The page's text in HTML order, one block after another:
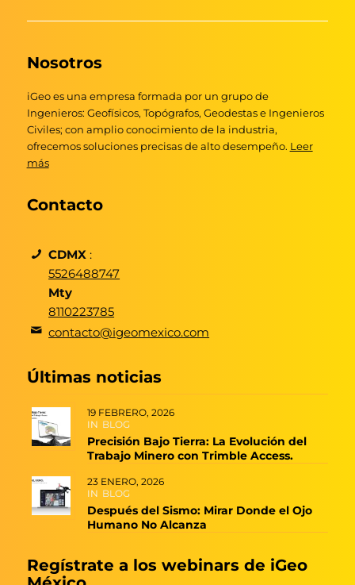
Nosotros
iGeo es una empresa formada por un grupo de
Ingenieros: Geofísicos, Topógrafos, Geodestas e Ingenieros
Civiles; con amplio conocimiento de la industria,
ofrecemos soluciones precisas de alto desempeño. Leer
más
Contacto
CDMX :
5526488747
Mty
8110223785
contacto@igeomexico.com
Últimas noticias
19 FEBRERO, 2026
IN BLOG
Precisión Bajo Tierra: La Evolución del
Trabajo Minero con Trimble Access.
23 ENERO, 2026
IN BLOG
Después del Sismo: Mirar Donde el Ojo
Humano No Alcanza
Regístrate a los webinars de iGeo